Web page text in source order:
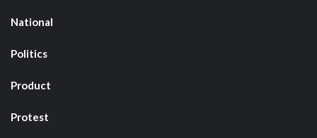
National
Politics
Product
Protest